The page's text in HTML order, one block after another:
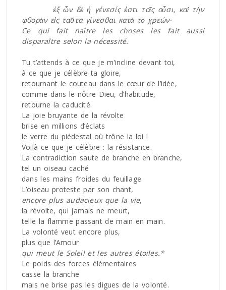
ἐξ ὧν δὲ ἡ γένεσίς ἐστι τοῖς οὖσι, καὶ τὴν
φθορὰν εἰς ταῦτα γίνεσθαι κατὰ τὸ χρεών·
Ce qui fait naître les choses les fait aussi
disparaître selon la nécessité.
Tu t’attends à ce que je m’incline devant toi,
à ce que je célèbre ta gloire,
retournant le couteau dans le cœur de l’idée,
comme dans le nôtre Dieu, d’habitude,
retourne la caducité.
La joie bruyante de la révolte
brise en millions d’éclats
le verre du piédestal où trône la loi !
Voilà ce que je célèbre : la résistance.
La contradiction saute de branche en branche,
tel un oiseau caché
dans les mains froides du feuillage.
L’oiseau proteste par son chant,
encore plus audacieux que la vie,
la révolte, qui jamais ne meurt,
telle la flamme passant de main en main.
La volonté veut encore plus,
plus que l’Amour
qui meut le Soleil et les autres étoiles.*
Le poids des forces élémentaires
casse la branche
mais ne brise pas les digues de la volonté.